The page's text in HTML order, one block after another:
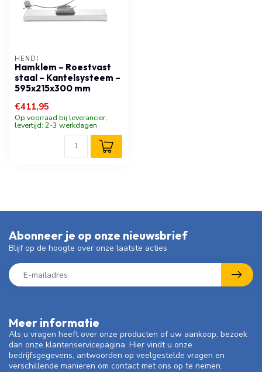
HENDI
Hamklem – Roestvast
staal – Kantelsysteem –
595x215x300 mm
€411,95
Op voorraad bij leverancier,
levertijd: 2-3 werkdagen
Meer informatie
Als u vragen heeft over onze producten of uw aankoop, bezoek
dan onze klantenservicepagina. Hier vindt u onze
bedrijfsgegevens, antwoorden op veelgestelde vragen en
verschillende manieren om contact met ons op te nemen.
Abonneer je op onze nieuwsbrief
Blijf op de hoogte over onze laatste acties